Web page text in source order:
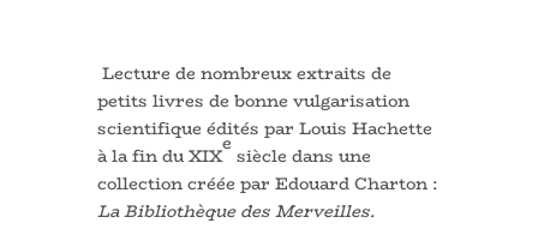
Lecture de nombreux extraits de
petits livres de bonne vulgarisation
scientifique édités par Louis Hachette
à la fin du XIX
e
siècle dans une
collection créée par Edouard Charton :
La Bibliothèque des Merveilles.